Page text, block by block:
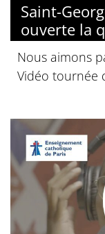
Saint-
ouverte la
Nous aimons
Vidéo tournée